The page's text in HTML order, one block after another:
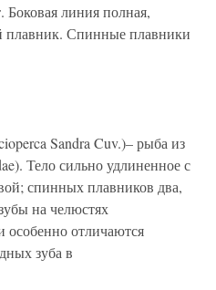
Боковая линия полная,
плавник. Спинные плавники
Sandra Cuv.)– рыба из
Тело сильно удлиненное с
спинных плавников два,
на челюстях
отличаются
зуба в